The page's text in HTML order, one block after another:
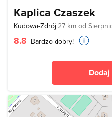
Kaplica Czaszek
Kudowa-Zdrój 27 km od
8.8 Bardzo dobry!